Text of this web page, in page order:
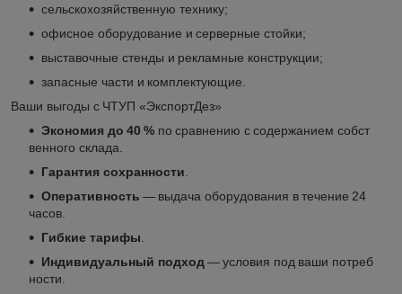
сельскохозяйственную технику;
офисное оборудование и серверные стойки;
выставочные стенды и рекламные конструкции;
запасные части и комплектующие.
Ваши выгоды с ЧТУП «ЭкспортДез»
Экономия до 40 % по сравнению с содержанием собст
венного склада.
Гарантия сохранности
Оперативность — выдача оборудования в течение 24
часов.
Гибкие тарифы
Индивидуальный подход — условия под ваши потреб
ности.